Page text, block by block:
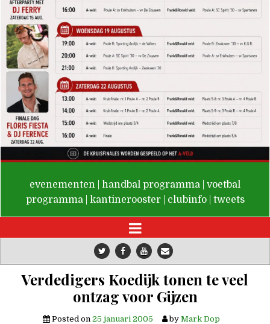
De Valken
evenementen handbal programma
voetbal
programma
kantinerooster clubinfo tweets
Verdedigers Koedijk tonen te veel
ontzag voor Gijzen
Posted on 25 januari 2005 by Mark Dop